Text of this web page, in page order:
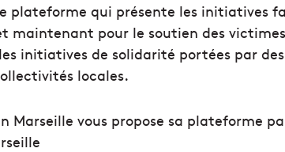
plateforme qui présente les initiatives
maintenant pour le soutien des
initiatives de solidarité portées par
locales.